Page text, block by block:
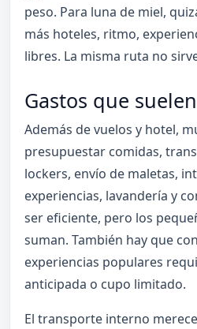
peso. Para luna de miel,
más hoteles, ritmo,
libres. La misma ruta no
Gastos que
Además de vuelos y hotel,
presupuestar comidas,
lockers, envío de maletas,
experiencias, lavandería y
ser eficiente, pero los
suman. También hay que
experiencias populares
anticipada o cupo limitado.
El transporte interno